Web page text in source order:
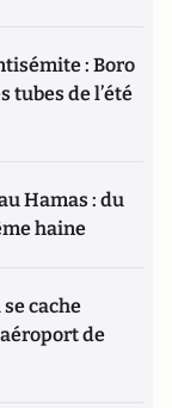
: Boro
tubes de l’été
Hamas : du
haine
cache
de